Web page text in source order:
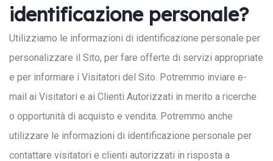
identificazione personale?
Utilizziamo le informazioni di identificazione personale per
personalizzare il Sito, per fare offerte di servizi appropriate
e per informare i Visitatori del Sito. Potremmo inviare e-
mail ai Visitatori e ai Clienti Autorizzati in merito a ricerche
o opportunità di acquisto e vendita. Potremmo anche
utilizzare le informazioni di identificazione personale per
contattare visitatori e clienti autorizzati in risposta a